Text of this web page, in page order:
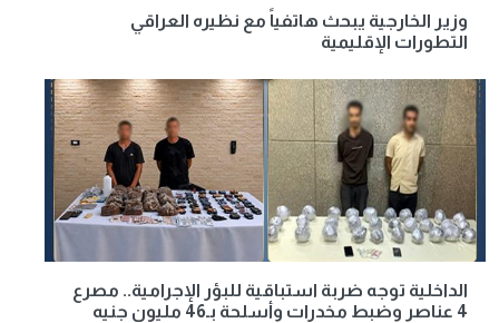
وزير الخارجية يبحث هاتفياً مع نظيره العراقي
التطورات الإقليمية
الداخلية توجه ضربة استباقية للبؤر الإجرامية.. مصرع
4 عناصر وضبط مخدرات وأسلحة بـ46 مليون جنيه